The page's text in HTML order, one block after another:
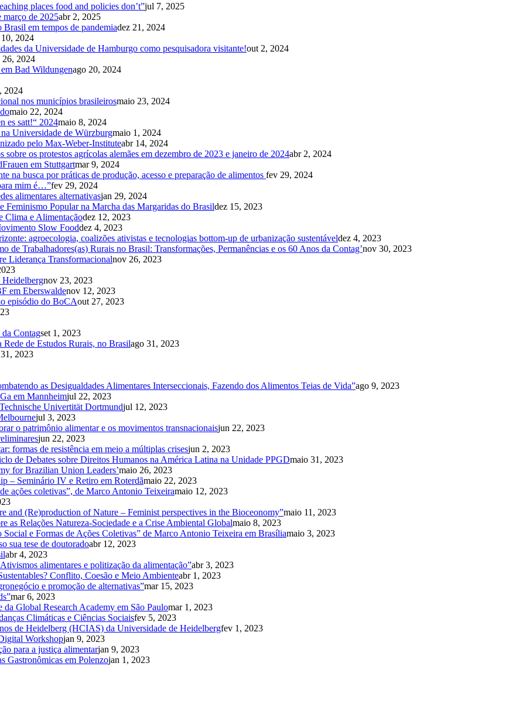
places food and policies don’t”jul 7, 2025
março de 2025abr 2, 2025
em tempos de pandemiadez 21, 2024
2024
da Universidade de Hamburgo como pesquisadora visitante!out 2, 2024
26, 2024
Bad Wildungenago 20, 2024
2024
nos municípios brasileirosmaio 23, 2024
maio 22, 2024
es satt!“ 2024maio 8, 2024
Universidade de Würzburgmaio 1, 2024
pelo Max-Weber-Instituteabr 14, 2024
os protestos agrícolas alemães em dezembro de 2023 e janeiro de 2024abr 2, 2024
em Stuttgartmar 9, 2024
na busca por práticas de produção, acesso e preparação de alimentos fev 29, 2024
mim é…”fev 29, 2024
alimentares alternativasjan 29, 2024
Feminismo Popular na Marcha das Margaridas do Brasildez 15, 2023
Clima e Alimentaçãodez 12, 2023
Slow Fooddez 4, 2023
agroecologia, coalizões ativistas e tecnologias bottom-up de urbanização sustentáveldez 4, 2023
de Trabalhadores(as) Rurais no Brasil: Transformações, Permanências e os 60 Anos da Contag’nov 30, 2023
Liderança Transformacionalnov 26, 2023
Heidelbergnov 23, 2023
em Eberswaldenov 12, 2023
episódio do BoCAout 27, 2023
Contagset 1, 2023
de Estudos Rurais, no Brasilago 31, 2023
2023
as Desigualdades Alimentares Interseccionais, Fazendo dos Alimentos Teias de Vida”ago 9, 2023
em Mannheimjul 22, 2023
Univertität Dortmundjul 12, 2023
jul 3, 2023
o patrimônio alimentar e os movimentos transnacionaisjun 22, 2023
jun 22, 2023
formas de resistência em meio a múltiplas crisesjun 2, 2023
de Debates sobre Direitos Humanos na América Latina na Unidade PPGDmaio 31, 2023
for Brazilian Union Leaders’maio 26, 2023
– Seminário IV e Retiro em Roterdãmaio 22, 2023
ações coletivas”, de Marco Antonio Teixeiramaio 12, 2023
(Re)production of Nature – Feminist perspectives in the Bioceonomy”maio 11, 2023
as Relações Natureza-Sociedade e a Crise Ambiental Globalmaio 8, 2023
e Formas de Ações Coletivas” de Marco Antonio Teixeira em Brasíliamaio 3, 2023
sua tese de doutoradoabr 12, 2023
abr 4, 2023
alimentares e politização da alimentação”abr 3, 2023
Conflito, Coesão e Meio Ambienteabr 1, 2023
e promoção de alternativas”mar 15, 2023
mar 6, 2023
Global Research Academy em São Paulomar 1, 2023
Climáticas e Ciências Sociaisfev 5, 2023
de Heidelberg (HCIAS) da Universidade de Heidelbergfev 1, 2023
Workshopjan 9, 2023
para a justiça alimentarjan 9, 2023
Gastronômicas em Polenzojan 1, 2023